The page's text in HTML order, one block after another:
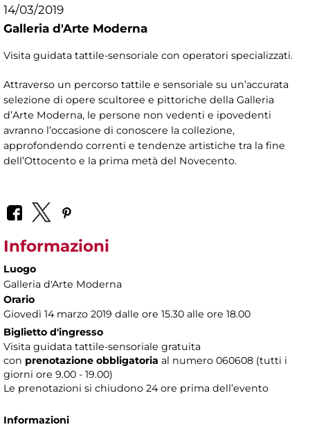
14/03/2019
Galleria d'Arte Moderna
Visita guidata tattile-sensoriale con operatori specializzati.
Attraverso un percorso tattile e sensoriale su un’accurata
selezione di opere scultoree e pittoriche della Galleria
d’Arte Moderna, le persone non vedenti e ipovedenti
avranno l’occasione di conoscere la collezione,
approfondendo correnti e tendenze artistiche tra la fine
dell’Ottocento e la prima metà del Novecento.
Informazioni
Luogo
Galleria d'Arte Moderna
Orario
Giovedì 14 marzo 2019 dalle ore 15.30 alle ore 18.00
Biglietto d'ingresso
Visita guidata tattile-sensoriale gratuita
con prenotazione obbligatoria al numero 060608 (tutti i
giorni ore 9.00 - 19.00)
Le prenotazioni si chiudono 24 ore prima dell’evento
Informazioni